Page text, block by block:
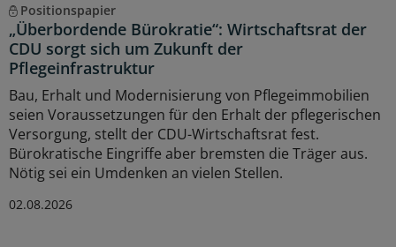
Positionspapier
„Überbordende Bürokratie“: Wirtschaftsrat der
CDU sorgt sich um Zukunft der
Pflegeinfrastruktur
Bau, Erhalt und Modernisierung von Pflegeimmobilien
seien Voraussetzungen für den Erhalt der pflegerischen
Versorgung, stellt der CDU-Wirtschaftsrat fest.
Bürokratische Eingriffe aber bremsten die Träger aus.
Nötig sei ein Umdenken an vielen Stellen.
02.08.2026